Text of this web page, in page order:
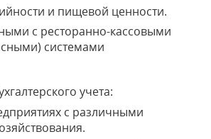
и пищевой ценности.
с ресторанно-кассовыми
системами
учета:
с различными